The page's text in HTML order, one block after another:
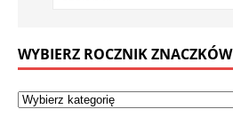
WYBIERZ ROCZNIK ZNACZKÓW